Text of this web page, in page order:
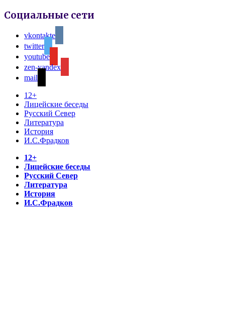
Социальные сети
vkontakte
twitter
youtube
zen-yandex
mail
12+
Лицейские беседы
Русский Север
Литература
История
И.С.Фрадков
12+
Лицейские беседы
Русский Север
Литература
История
И.С.Фрадков